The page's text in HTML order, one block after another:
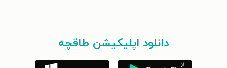
دانلود اپلیکیشن طاقچه